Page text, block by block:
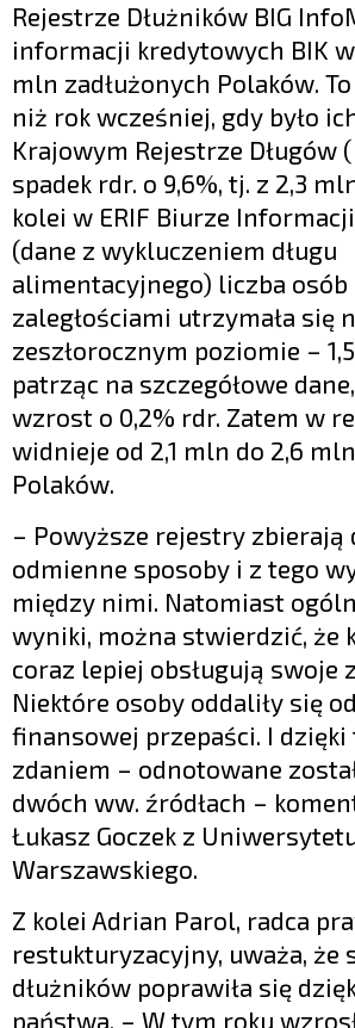
Rejestrze Dłużników BIG
informacji kredytowych BIK
mln zadłużonych Polaków.
niż rok wcześniej, gdy było
Krajowym Rejestrze Długów
spadek rdr. o 9,6%, tj. z 2,3
kolei w ERIF Biurze
(dane z wykluczeniem długu
alimentacyjnego) liczba osób
zaległościami utrzymała się
zeszłorocznym poziomie –
patrząc na szczegółowe
wzrost o 0,2% rdr. Zatem w
widnieje od 2,1 mln do 2,6
Polaków.
– Powyższe rejestry zbierają
odmienne sposoby i z tego
między nimi. Natomiast
wyniki, można stwierdzić, że
coraz lepiej obsługują swoje
Niektóre osoby oddaliły się
finansowej przepaści. I
zdaniem – odnotowane
dwóch ww. źródłach –
Łukasz Goczek z
Warszawskiego.
Z kolei Adrian Parol, radca
restukturyzacyjny, uważa, że
dłużników poprawiła się
państwa. – W tym roku